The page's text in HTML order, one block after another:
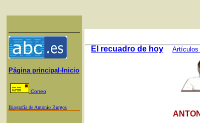
Página principal-Inicio
Correo
Biografía de Antonio Burgos
El recuadro de hoy Artículos